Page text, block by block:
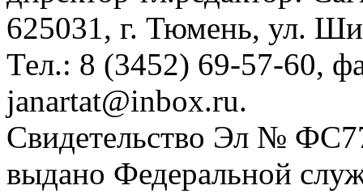
625031, г. Тюмень, ул.
Тел.: 8 (3452) 69-57-60,
janartat@inbox.ru.
Свидетельство Эл №
выдано Федеральной